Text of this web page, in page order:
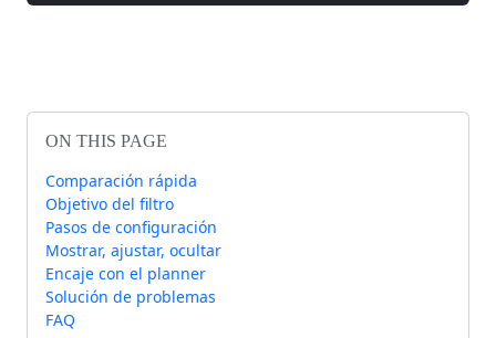
ON THIS PAGE
Comparación rápida
Objetivo del filtro
Pasos de configuración
Mostrar, ajustar, ocultar
Encaje con el planner
Solución de problemas
FAQ